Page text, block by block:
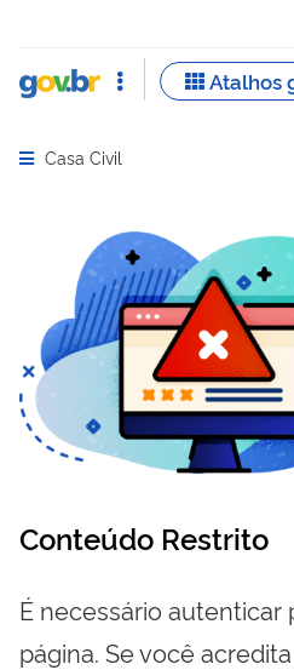
Abrir menu principal de
Casa Civil
Conteúdo Restrito
É necessário autenticar
página. Se você